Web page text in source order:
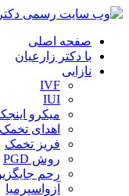
صفحه اصلی
با دکتر زارعیان
نازایی
IVF
IUI
میکرو
اهدای تخمک
فریز تخمک
روش PGD
رحم
آزواسپرمیا